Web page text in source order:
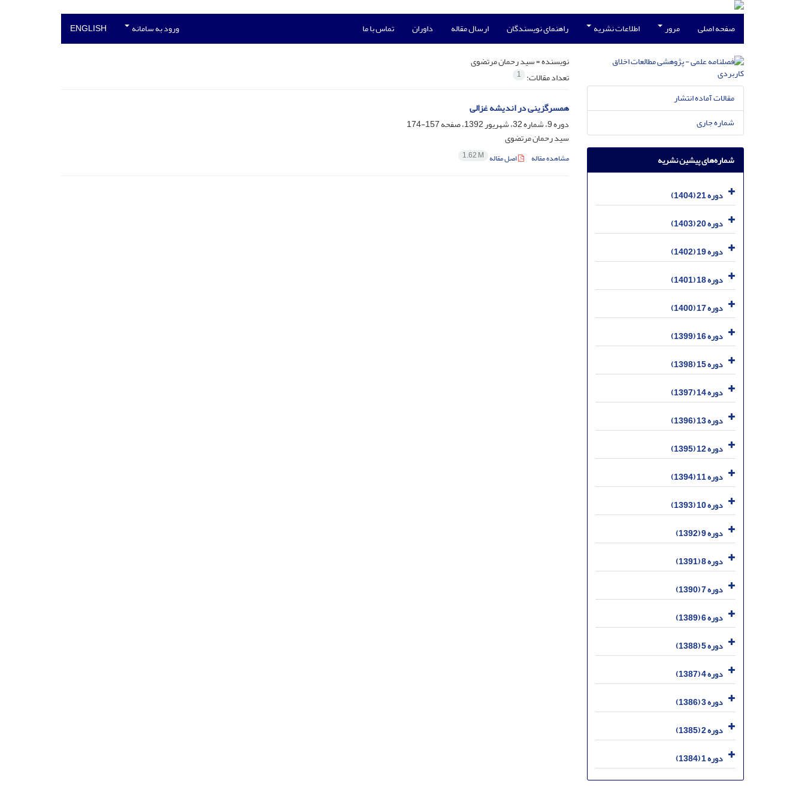
صفحه اصلی مرور اطلاعات نشریه راهنمای نویسندگان ارسال مقاله داوران تماس با ما ورود به سامانه ENGLISH
نویسنده =سید رحمان مرتضوی
تعداد مقالات: 1
همسرگزینی در اندیشه غزالی
دوره 9، شماره 32، شهریور 1392، صفحه
157-174
سید رحمان مرتضوی
مشاهده مقاله اصل مقاله 1.62 M
مقالات آماده انتشار
شماره جاری
شماره‌های پیشین نشریه
دوره 21 (1404)
دوره 20 (1403)
دوره 19 (1402)
دوره 18 (1401)
دوره 17 (1400)
دوره 16 (1399)
دوره 15 (1398)
دوره 14 (1397)
دوره 13 (1396)
دوره 12 (1395)
دوره 11 (1394)
دوره 10 (1393)
دوره 9 (1392)
دوره 8 (1391)
دوره 7 (1390)
دوره 6 (1389)
دوره 5 (1388)
دوره 4 (1387)
دوره 3 (1386)
دوره 2 (1385)
دوره 1 (1384)